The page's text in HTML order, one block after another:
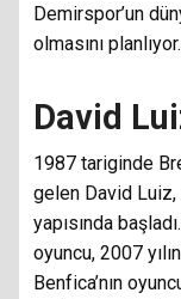
Demirspor’un
olmasını planlıyor.
David
1987 tariginde
gelen David Luiz,
yapısında
oyuncu, 2007
Benfica’nın